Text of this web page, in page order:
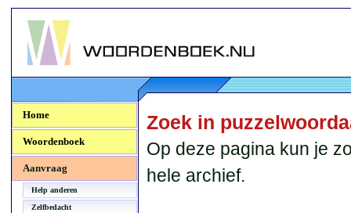
Woordenboek.NU
Home
Woordenboek
Aanvraag
Help anderen
Zelfbedacht
Zoek in
Op deze pagina kun je
hele archief.